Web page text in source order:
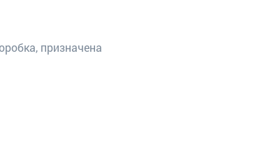
призначена